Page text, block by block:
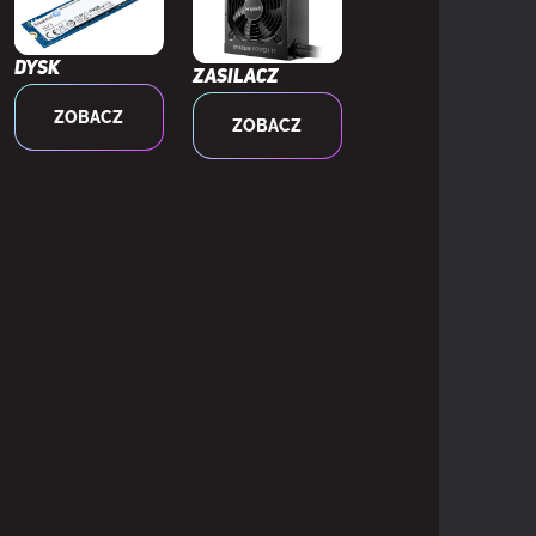
Dysk
ZOBACZ
Zasilacz
ZOBACZ